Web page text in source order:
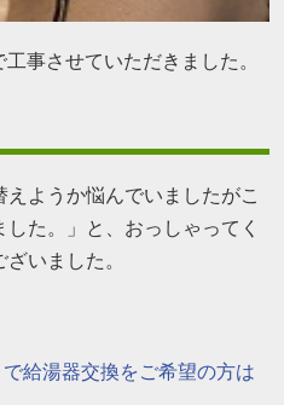
工事させていただきました。
えようか悩んでいましたがこ
た。」と、おっしゃってく
いました。
で給湯器交換をご希望の方は